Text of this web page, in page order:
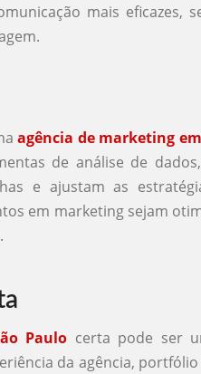
mais eficazes,
agência de marketing
de análise de
e ajustam as
em marketing sejam
Paulo certa pode ser
da agência,